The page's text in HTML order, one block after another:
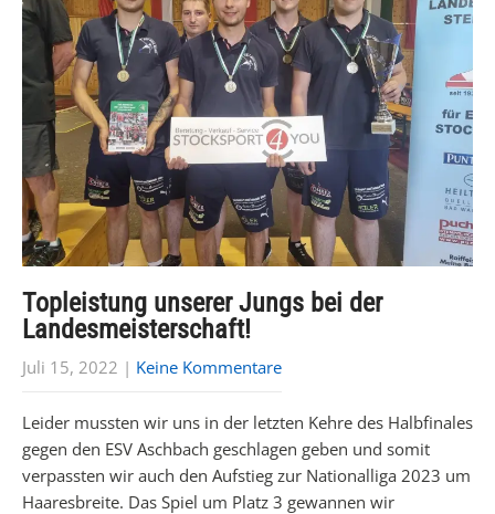
Topleistung unserer Jungs bei der
Landesmeisterschaft!
Juli 15, 2022 | Keine Kommentare
Leider mussten wir uns in der letzten Kehre des Halbfinales
gegen den ESV Aschbach geschlagen geben und somit
verpassten wir auch den Aufstieg zur Nationalliga 2023 um
Haaresbreite. Das Spiel um Platz 3 gewannen wir